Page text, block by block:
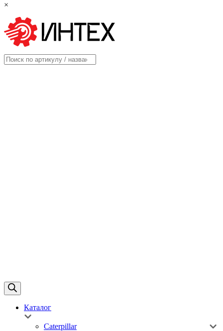
×
Каталог
Caterpillar